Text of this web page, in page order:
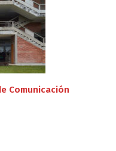
Comunicación